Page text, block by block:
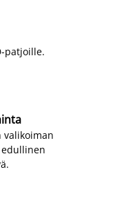
patjoille.
valikoiman